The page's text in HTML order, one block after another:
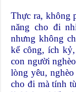
Thực ra, không
năng cho đi
nhưng không
kể công, ích
con người
lòng yêu,
cho đi mà tính